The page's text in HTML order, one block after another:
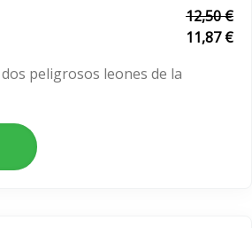
12,50 €
11,87 €
peligrosos leones de la